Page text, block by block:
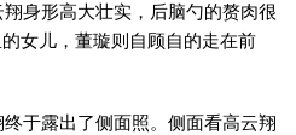
身形高大壮实，后脑勺的赘肉很
女儿，董璇则自顾自的走在前
于露出了侧面照。侧面看高云翔